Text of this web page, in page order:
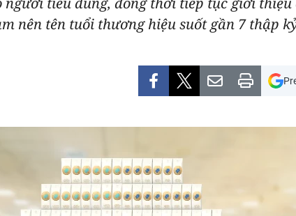
nên tên tuổi thương hiệu suốt gần 7 thập